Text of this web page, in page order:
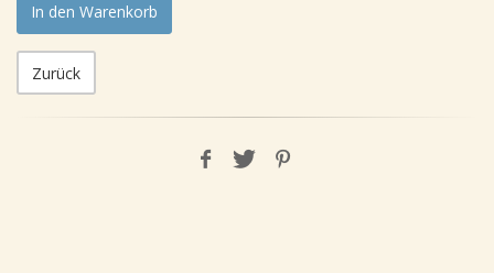
In den Warenkorb
Zurück